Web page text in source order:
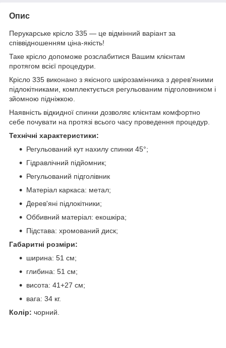
Опис
Перукарське крісло 335 — це відмінний варіант за
співвідношенням ціна-якість!
Таке крісло допоможе розслабитися Вашим клієнтам
протягом всієї процедури.
Крісло 335 виконано з якісного шкірозамінника з дерев'яними
підлокітниками, комплектується регульованим підголовником і
зйомною підніжкою.
Наявність відкидної спинки дозволяє клієнтам комфортно
себе почувати на протязі всього часу проведення процедур.
Технічні характеристики:
Регульований кут нахилу спинки 45°;
Гідравлічний підйомник;
Регульований підголівник
Матеріал каркаса: метал;
Дерев'яні підлокітники;
Оббивний матеріал: екошкіра;
Підстава: хромований диск;
Габаритні розміри:
ширина: 51 см;
глибина: 51 см;
висота: 41+27 см;
вага: 34 кг.
Колір: чорний.